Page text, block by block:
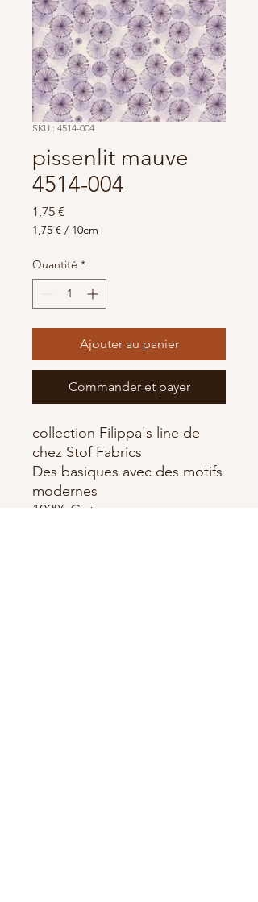
SKU : 4514-004
pissenlit mauve
4514-004
1,75 €
1,75 € / 10cm
pour
10
Centimètres
Quantité *
Ajouter au panier
Commander et payer
collection Filippa's line de
chez Stof Fabrics
Des basiques avec des motifs
modernes
100% Coton